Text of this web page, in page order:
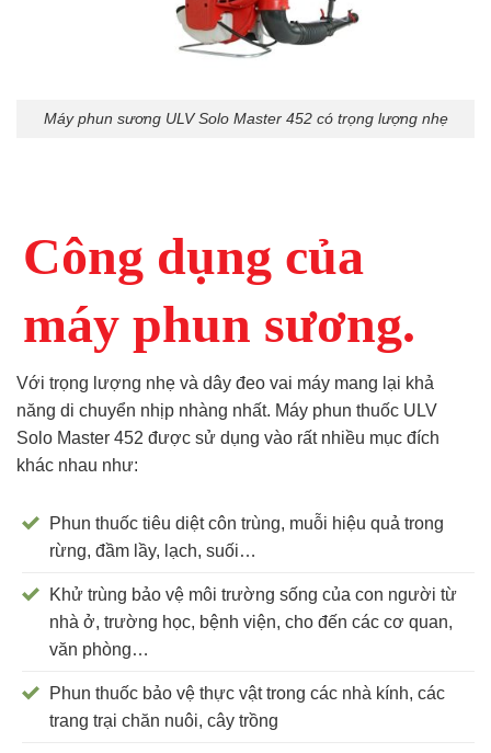
Máy phun sương ULV Solo Master 452 có trọng lượng nhẹ
Công dụng của
máy phun sương.
Với trọng lượng nhẹ và dây đeo vai máy mang lại khả
năng di chuyển nhịp nhàng nhất. Máy phun thuốc ULV
Solo Master 452 được sử dụng vào rất nhiều mục đích
khác nhau như:
Phun thuốc tiêu diệt côn trùng, muỗi hiệu quả trong
rừng, đầm lầy, lạch, suối…
Khử trùng bảo vệ môi trường sống của con người từ
nhà ở, trường học, bệnh viện, cho đến các cơ quan,
văn phòng…
Phun thuốc bảo vệ thực vật trong các nhà kính, các
trang trại chăn nuôi, cây trồng